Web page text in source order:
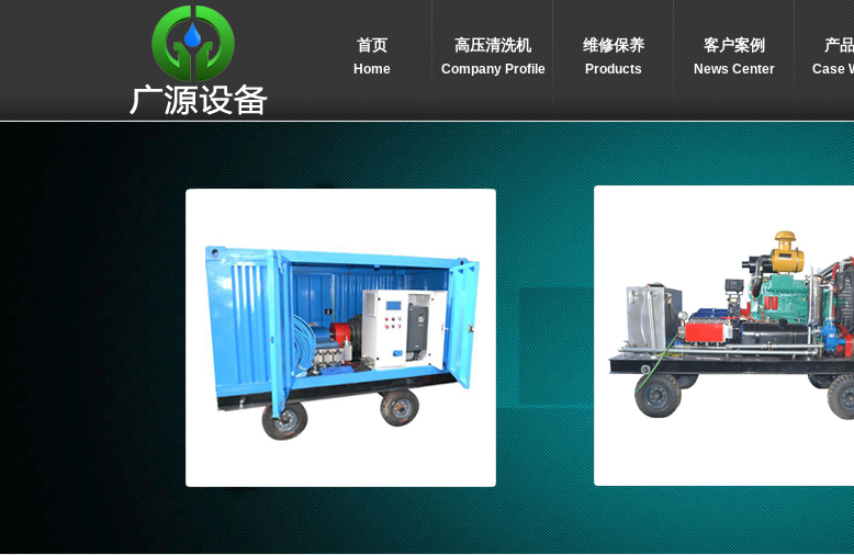
首页
Home
高压清洗机
Company Profile
维修保养
Products
客户案例
News Center
产
Case